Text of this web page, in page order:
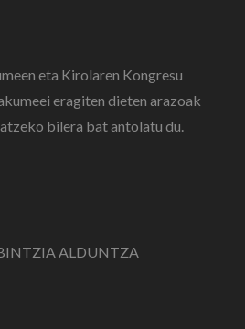
eta Kirolaren Kongresu
eragiten dieten arazoak
bilera bat antolatu du.